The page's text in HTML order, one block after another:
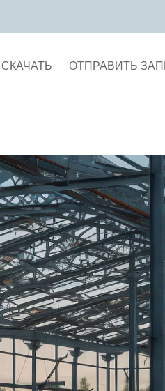
СКАЧАТЬ ОТПРАВИТЬ